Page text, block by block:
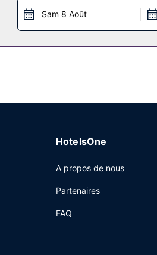
Fi à Internet gratuit, une aire de
TownePlace Suites by Marriott
Sam 8 Août
HotelsOne
A propos de nous
Partenaires
FAQ